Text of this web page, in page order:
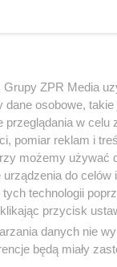
ZPR Media
osobowe,
w celu
pomiar reklam i
możemy używać
do celów
technologii
przycisk
danych nie
będą miały